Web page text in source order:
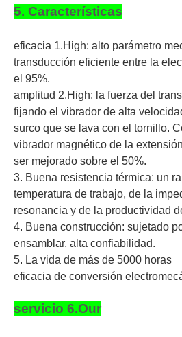
5. Características
eficacia 1.High: alto parámetro
transducción eficiente entre la
el 95%.
amplitud 2.High: la fuerza del
fijando el vibrador de alta
surco que se lava con el tornillo.
vibrador magnético de la
ser mejorado sobre el 50%.
3. Buena resistencia térmica: un
temperatura de trabajo, de la
resonancia y de la productividad
4. Buena construcción: sujetado
ensamblar, alta confiabilidad.
5. La vida de más de 5000 horas
eficacia de conversión
servicio 6.Our